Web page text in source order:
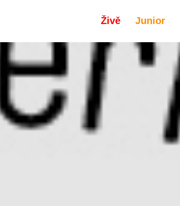
Živě Junior